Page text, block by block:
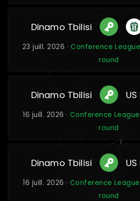
Dinamo Tbilisi
23 juill. 2026 ·Conference
round
Dinamo Tbilisi
16 juill. 2026 · Conference
round
Dinamo Tbilisi
16 juill. 2026 · Conference
round